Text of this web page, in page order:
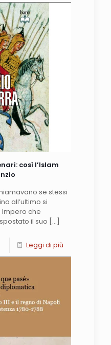
così l’Islam
se stessi
all’ultimo si
Impero che
il suo […]
Leggi di più